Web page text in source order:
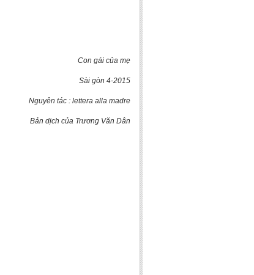
Con gái của mẹ
Sài gòn 4-2015
Nguyên tác : lettera alla madre
Bản dịch của Trương Văn Dân